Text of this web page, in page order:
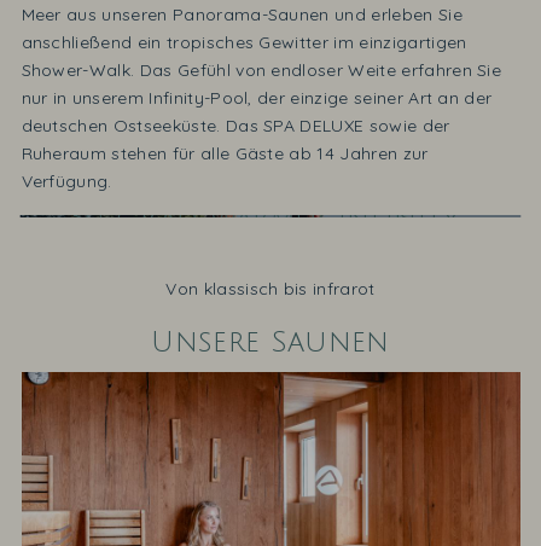
Meer aus unseren Panorama-Saunen und erleben Sie
anschließend ein tropisches Gewitter im einzigartigen
Shower-Walk. Das Gefühl von endloser Weite erfahren Sie
nur in unserem Infinity-Pool, der einzige seiner Art an der
deutschen Ostseeküste. Das SPA DELUXE sowie der
Ruheraum stehen für alle Gäste ab 14 Jahren zur
Verfügung.
30 Grad warmer Infinity-
Unendliche Weite. Das Glitzern der Ostsee im Blick.
Von klassisch bis infrarot
Unsere Saunen